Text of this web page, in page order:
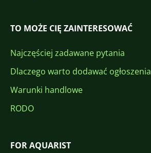
TO MOŻE CIĘ ZAINTERESOWAĆ
Najczęściej zadawane pytania
Dlaczego warto dodawać ogłoszenia
Warunki handlowe
RODO
FOR AQUARIST